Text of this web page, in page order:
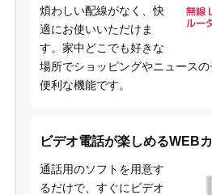
煩わしい配線がなく、快
適にお使いいただけま
す。家中どこでも好きな
場所でショッピングやニュースの
便利な機能です。
ビデオ電話が楽しめるWEB
通話用のソフトを用意す
るだけで、すぐにビデオ